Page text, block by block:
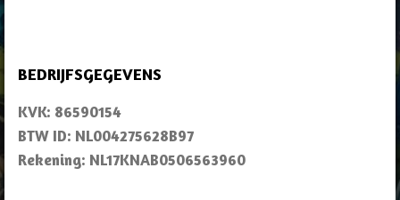
BEDRIJFSGEGEVENS
KVK: 86590154
BTW ID: NL004275628B97
Rekening: NL17KNAB0506563960